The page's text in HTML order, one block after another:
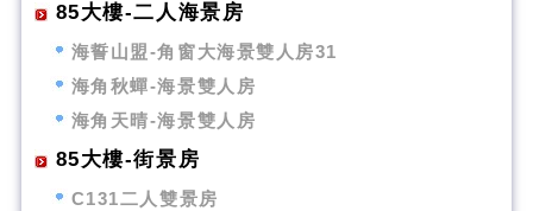
85大樓-二人海景房
海誓山盟-角窗大海景雙人房31
海角秋蟬-海景雙人房
海角天晴-海景雙人房
85大樓-街景房
C131二人雙景房